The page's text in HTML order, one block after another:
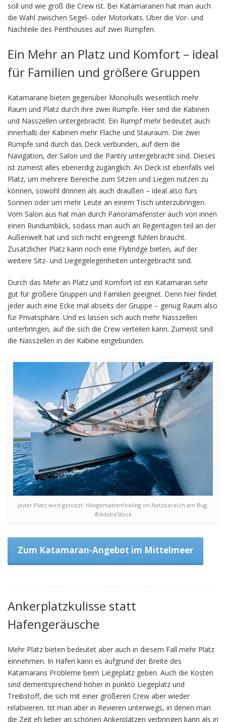
soll und wie groß die Crew ist. Bei Katamaranen hat man auch
die Wahl zwischen Segel- oder Motorkats. Über die Vor- und
Nachteile des Penthouses auf zwei Rümpfen.
Ein Mehr an Platz und Komfort – ideal
für Familien und größere Gruppen
Katamarane bieten gegenüber Monohulls wesentlich mehr
Raum und Platz durch ihre zwei Rümpfe. Hier sind die Kabinen
und Nasszellen untergebracht. Ein Rumpf mehr bedeutet auch
innerhalb der Kabinen mehr Fläche und Stauraum. Die zwei
Rümpfe sind durch das Deck verbunden, auf dem die
Navigation, der Salon und die Pantry untergebracht sind. Dieses
ist zumeist alles ebenerdig zugänglich. An Deck ist ebenfalls viel
Platz, um mehrere Bereiche zum Sitzen und Liegen nutzen zu
können, sowohl drinnen als auch draußen – ideal also fürs
Sonnen oder um mehr Leute an einem Tisch unterzubringen.
Vom Salon aus hat man durch Panoramafenster auch von innen
einen Rundumblick, sodass man auch an Regentagen teil an der
Außenwelt hat und sich nicht eingeengt fühlen braucht.
Zusätzlicher Platz kann noch eine Flybridge bieten, auf der
weitere Sitz- und Liegegelegenheiten untergebracht sind.
Durch das Mehr an Platz und Komfort ist ein Katamaran sehr
gut für größere Gruppen und Familien geeignet. Denn hier findet
jeder auch eine Ecke mal abseits der Gruppe – genug Raum also
für Privatsphäre. Und es lassen sich auch mehr Nasszellen
unterbringen, auf die sich die Crew verteilen kann. Zumeist sind
die Nasszellen in der Kabine eingebunden.
Jeder Platz wird genutzt: Hängemattenfeeling im Netzbereich am Bug.
©AdobeStock
Zum Katamaran-Angebot im Mittelmeer
Ankerplatzkulisse statt
Hafengeräusche
Mehr Platz bieten bedeutet aber auch in diesem Fall mehr Platz
einnehmen. In Häfen kann es aufgrund der Breite des
Katamarans Probleme beim Liegeplatz geben. Auch die Kosten
sind dementsprechend höher in punkto Liegeplatz und
Treibstoff, die sich mit einer größeren Crew aber wieder
relativieren. Ist man aber in Revieren unterwegs, in denen man
die Zeit eh lieber an schönen Ankerplätzen verbringen kann als in